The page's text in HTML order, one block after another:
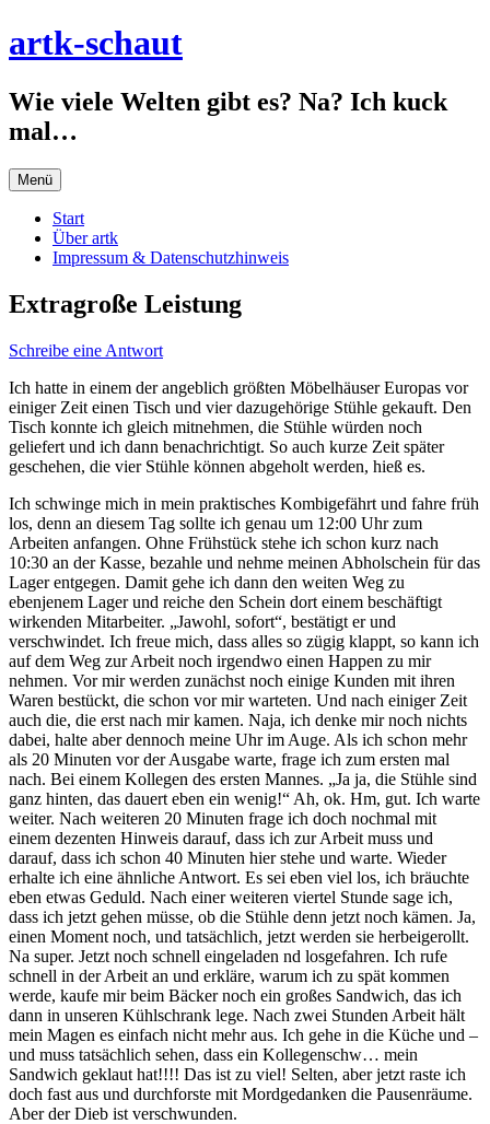
Inhalt
artk-schaut
Wie viele Welten gibt es? Na? Ich kuck
mal…
Menü
Start
Über artk
Impressum & Datenschutzhinweis
Extragroße Leistung
Schreibe eine Antwort
Ich hatte in einem der angeblich größten Möbelhäuser Europas vor
einiger Zeit einen Tisch und vier dazugehörige Stühle gekauft. Den
Tisch konnte ich gleich mitnehmen, die Stühle würden noch
geliefert und ich dann benachrichtigt. So auch kurze Zeit später
geschehen, die vier Stühle können abgeholt werden, hieß es.
Ich schwinge mich in mein praktisches Kombigefährt und fahre früh
los, denn an diesem Tag sollte ich genau um 12:00 Uhr zum
Arbeiten anfangen. Ohne Frühstück stehe ich schon kurz nach
10:30 an der Kasse, bezahle und nehme meinen Abholschein für das
Lager entgegen. Damit gehe ich dann den weiten Weg zu
ebenjenem Lager und reiche den Schein dort einem beschäftigt
wirkenden Mitarbeiter. „Jawohl, sofort“, bestätigt er und
verschwindet. Ich freue mich, dass alles so zügig klappt, so kann ich
auf dem Weg zur Arbeit noch irgendwo einen Happen zu mir
nehmen. Vor mir werden zunächst noch einige Kunden mit ihren
Waren bestückt, die schon vor mir warteten. Und nach einiger Zeit
auch die, die erst nach mir kamen. Naja, ich denke mir noch nichts
dabei, halte aber dennoch meine Uhr im Auge. Als ich schon mehr
als 20 Minuten vor der Ausgabe warte, frage ich zum ersten mal
nach. Bei einem Kollegen des ersten Mannes. „Ja ja, die Stühle sind
ganz hinten, das dauert eben ein wenig!“ Ah, ok. Hm, gut. Ich warte
weiter. Nach weiteren 20 Minuten frage ich doch nochmal mit
einem dezenten Hinweis darauf, dass ich zur Arbeit muss und
darauf, dass ich schon 40 Minuten hier stehe und warte. Wieder
erhalte ich eine ähnliche Antwort. Es sei eben viel los, ich bräuchte
eben etwas Geduld. Nach einer weiteren viertel Stunde sage ich,
dass ich jetzt gehen müsse, ob die Stühle denn jetzt noch kämen. Ja,
einen Moment noch, und tatsächlich, jetzt werden sie herbeigerollt.
Na super. Jetzt noch schnell eingeladen nd losgefahren. Ich rufe
schnell in der Arbeit an und erkläre, warum ich zu spät kommen
werde, kaufe mir beim Bäcker noch ein großes Sandwich, das ich
dann in unseren Kühlschrank lege. Nach zwei Stunden Arbeit hält
mein Magen es einfach nicht mehr aus. Ich gehe in die Küche und –
und muss tatsächlich sehen, dass ein Kollegenschw… mein
Sandwich geklaut hat!!!! Das ist zu viel! Selten, aber jetzt raste ich
doch fast aus und durchforste mit Mordgedanken die Pausenräume.
Aber der Dieb ist verschwunden.